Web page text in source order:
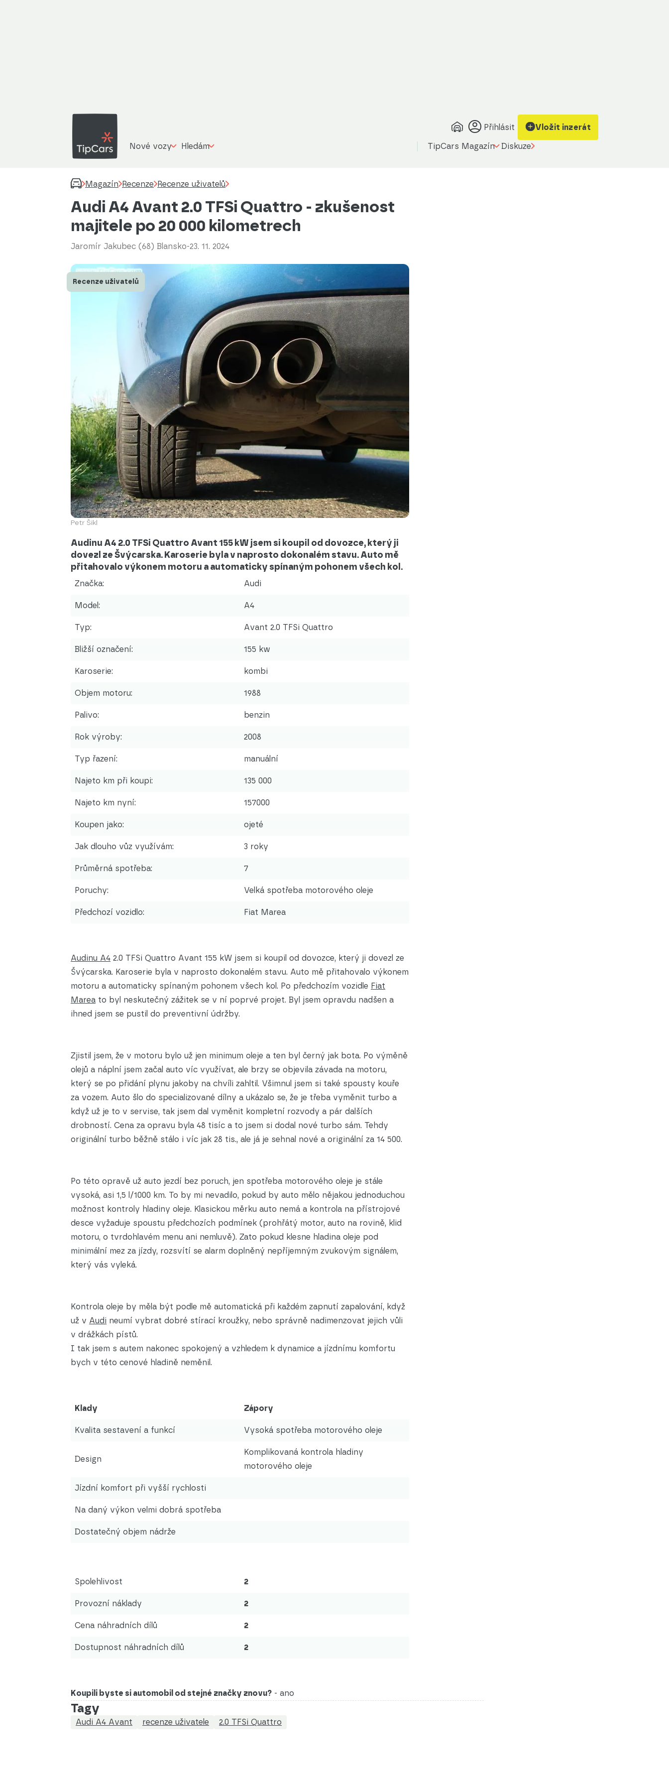
Přihlásit Vložit inzerát
Nové vozy Hledám TipCars Magazín Diskuze
Magazín Recenze Recenze uživatelů
Audi A4 Avant 2.0 TFSi Quattro - zkušenost
majitele po 20 000 kilometrech
Jaromír Jakubec (68) Blansko-23. 11. 2024
Petr Šikl
Recenze uživatelů
Audinu A4 2.0 TFSi Quattro Avant 155 kW jsem si koupil od dovozce, který ji
dovezl ze Švýcarska. Karoserie byla v naprosto dokonalém stavu. Auto mě
přitahovalo výkonem motoru a automaticky spínaným pohonem všech kol.
Značka: Audi
Model: A4
Typ: Avant 2.0 TFSi Quattro
Bližší označení: 155 kw
Karoserie: kombi
Objem motoru: 1988
Palivo: benzin
Rok výroby: 2008
Typ řazení: manuální
Najeto km při koupi: 135 000
Najeto km nyní: 157000
Koupen jako: ojeté
Jak dlouho vůz využívám: 3 roky
Průměrná spotřeba: 7
Poruchy: Velká spotřeba motorového oleje
Předchozí vozidlo: Fiat Marea
Audinu A4 2.0 TFSi Quattro Avant 155 kW jsem si koupil od dovozce, který ji dovezl ze
Švýcarska. Karoserie byla v naprosto dokonalém stavu. Auto mě přitahovalo výkonem
motoru a automaticky spínaným pohonem všech kol. Po předchozím vozidle Fiat
Marea to byl neskutečný zážitek se v ní poprvé projet. Byl jsem opravdu nadšen a
ihned jsem se pustil do preventivní údržby.
Zjistil jsem, že v motoru bylo už jen minimum oleje a ten byl černý jak bota. Po výměně
olejů a náplní jsem začal auto víc využívat, ale brzy se objevila závada na motoru,
který se po přidání plynu jakoby na chvíli zahltil. Všimnul jsem si také spousty kouře
za vozem. Auto šlo do specializované dílny a ukázalo se, že je třeba vyměnit turbo a
když už je to v servise, tak jsem dal vyměnit kompletní rozvody a pár dalších
drobností. Cena za opravu byla 48 tisíc a to jsem si dodal nové turbo sám. Tehdy
originální turbo běžně stálo i víc jak 28 tis., ale já je sehnal nové a originální za 14 500.
Po této opravě už auto jezdí bez poruch, jen spotřeba motorového oleje je stále
vysoká, asi 1,5 l/1000 km. To by mi nevadilo, pokud by auto mělo nějakou jednoduchou
možnost kontroly hladiny oleje. Klasickou měrku auto nemá a kontrola na přístrojové
desce vyžaduje spoustu předchozích podmínek (prohřátý motor, auto na rovině, klid
motoru, o tvrdohlavém menu ani nemluvě). Zato pokud klesne hladina oleje pod
minimální mez za jízdy, rozsvítí se alarm doplněný nepříjemným zvukovým signálem,
který vás vyleká.
Kontrola oleje by měla být podle mě automatická při každém zapnutí zapalování, když
už v Audi neumí vybrat dobré stírací kroužky, nebo správně nadimenzovat jejich vůli
v drážkách pístů.
I tak jsem s autem nakonec spokojený a vzhledem k dynamice a jízdnímu komfortu
bych v této cenové hladině neměnil.
Klady Zápory
Kvalita sestavení a funkcí Vysoká spotřeba motorového oleje
Design
Komplikovaná kontrola hladiny
motorového oleje
Jízdní komfort při vyšší rychlosti
Na daný výkon velmi dobrá spotřeba
Dostatečný objem nádrže
Spolehlivost 2
Provozní náklady 2
Cena náhradních dílů 2
Dostupnost náhradních dílů 2
Koupili byste si automobil od stejné značky znovu? - ano
Tagy
Audi A4 Avant recenze uživatele 2.0 TFSi Quattro